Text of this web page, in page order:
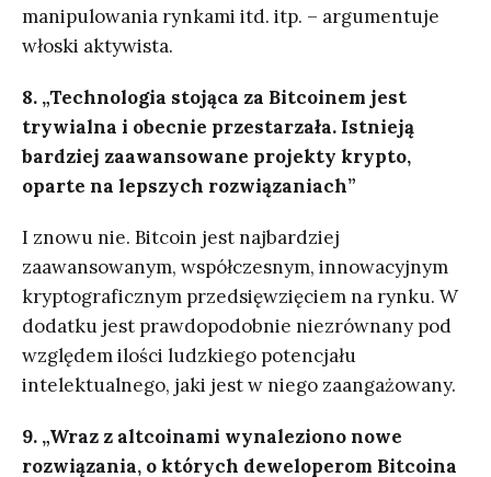
manipulowania rynkami itd. itp. – argumentuje
włoski aktywista.
8. „Technologia stojąca za Bitcoinem jest
trywialna i obecnie przestarzała. Istnieją
bardziej zaawansowane projekty krypto,
oparte na lepszych rozwiązaniach”
I znowu nie. Bitcoin jest najbardziej
zaawansowanym, współczesnym, innowacyjnym
kryptograficznym przedsięwzięciem na rynku. W
dodatku jest prawdopodobnie niezrównany pod
względem ilości ludzkiego potencjału
intelektualnego, jaki jest w niego zaangażowany.
9. „Wraz z altcoinami wynaleziono nowe
rozwiązania, o których deweloperom Bitcoina